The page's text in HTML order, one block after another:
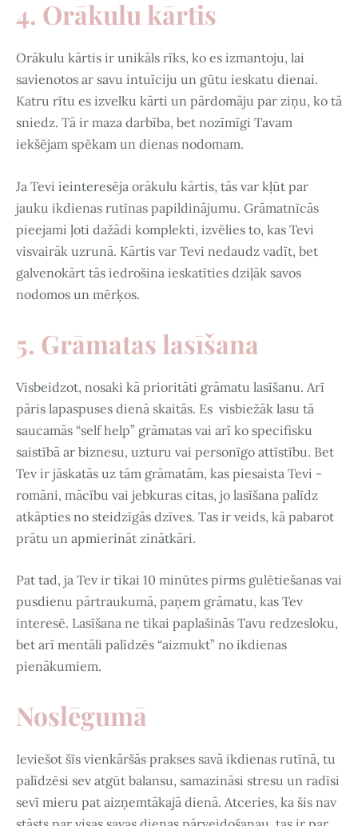
4. Orākulu kārtis
Orākulu kārtis ir unikāls rīks, ko es izmantoju, lai
savienotos ar savu intuīciju un gūtu ieskatu dienai.
Katru rītu es izvelku kārti un pārdomāju par ziņu, ko tā
sniedz. Tā ir maza darbība, bet nozīmīgi Tavam
iekšējam spēkam un dienas nodomam.
Ja Tevi ieinteresēja orākulu kārtis, tās var kļūt par
jauku ikdienas rutīnas papildinājumu. Grāmatnīcās
pieejami ļoti dažādi komplekti, izvēlies to, kas Tevi
visvairāk uzrunā. Kārtis var Tevi nedaudz vadīt, bet
galvenokārt tās iedrošina ieskatīties dziļāk savos
nodomos un mērķos.
5. Grāmatas lasīšana
Visbeidzot, nosaki kā prioritāti grāmatu lasīšanu. Arī
pāris lapaspuses dienā skaitās. Es visbiežāk lasu tā
saucamās “self help” grāmatas vai arī ko specifisku
saistībā ar biznesu, uzturu vai personīgo attīstību. Bet
Tev ir jāskatās uz tām grāmatām, kas piesaista Tevi -
romāni, mācību vai jebkuras citas, jo lasīšana palīdz
atkāpties no steidzīgās dzīves. Tas ir veids, kā pabarot
prātu un apmierināt zinātkāri.
Pat tad, ja Tev ir tikai 10 minūtes pirms gulētiešanas vai
pusdienu pārtraukumā, paņem grāmatu, kas Tev
interesē. Lasīšana ne tikai paplašinās Tavu redzesloku,
bet arī mentāli palīdzēs “aizmukt” no ikdienas
pienākumiem.
Noslēgumā
Ieviešot šīs vienkāršās prakses savā ikdienas rutīnā, tu
palīdzēsi sev atgūt balansu, samazināsi stresu un radīsi
sevī mieru pat aizņemtākajā dienā. Atceries, ka šis nav